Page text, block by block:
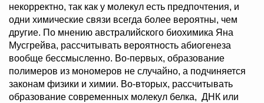
некорректно, так как у молекул есть предпочтения, и
одни химические связи всегда более вероятны, чем
другие. По мнению австралийского биохимика Яна
Мусгрейва, рассчитывать вероятность абиогенеза
вообще бессмысленно. Во-первых, образование
полимеров из мономеров не случайно, а подчиняется
законам физики и химии. Во-вторых, рассчитывать
образование современных молекул белка, ДНК или